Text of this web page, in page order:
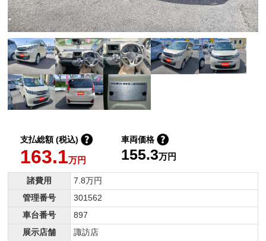
支払総額 (税込)
163.1万円
車両価格
155.3万円
諸費用
7.8万円
管理番号
301562
車台番号
897
展示店舗
諏訪店